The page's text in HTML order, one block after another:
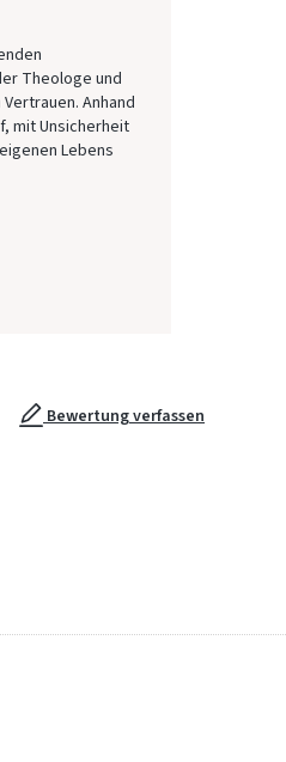
Theologe und
Anhand
mit Unsicherheit
Lebens
Bewertung verfassen